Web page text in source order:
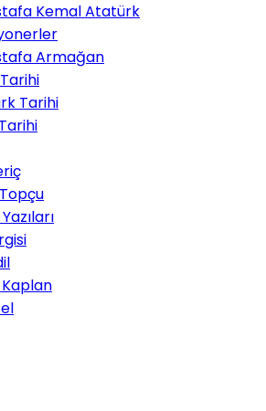
Kemal Atatürk
Armağan
Tarihi